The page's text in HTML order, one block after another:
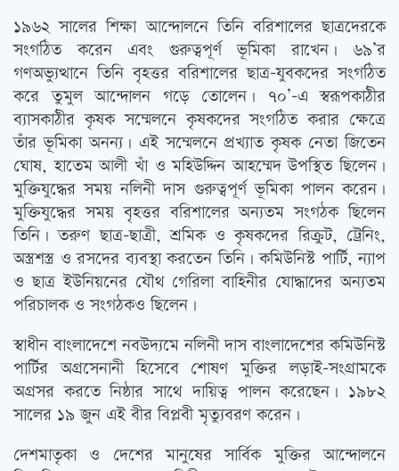
১৯৬২ সালের শিক্ষা আন্দোলনে তিনি বরিশালের ছাত্রদেরকে
সংগঠিত করেন এবং গুরুত্বপূর্ণ ভূমিকা রাখেন। ৬৯’র
গণঅভ্যুত্থানে তিনি বৃহত্তর বরিশালের ছাত্র-যুবকদের সংগঠিত
করে তুমুল আন্দোলন গড়ে তোলেন। ৭০’-এ স্বরূপকাঠীর
ব্যাসকাঠীর কৃষক সম্মেলনে কৃষকদের সংগঠিত করার ক্ষেত্রে
তাঁর ভূমিকা অনন্য। এই সম্মেলনে প্রখ্যাত কৃষক নেতা জিতেন
ঘোষ, হাতেম আলী খাঁ ও মহিউদ্দিন আহম্মেদ উপস্থিত ছিলেন।
মুক্তিযুদ্ধের সময় নলিনী দাস গুরুত্বপূর্ণ ভূমিকা পালন করেন।
মুক্তিযুদ্ধের সময় বৃহত্তর বরিশালের অন্যতম সংগঠক ছিলেন
তিনি। তরুণ ছাত্র-ছাত্রী, শ্রমিক ও কৃষকদের রিক্রুট, ট্রেনিং,
অস্ত্রশস্ত্র ও রসদের ব্যবস্থা করতেন তিনি। কমিউনিস্ট পার্টি, ন্যাপ
ও ছাত্র ইউনিয়নের যৌথ গেরিলা বাহিনীর যোদ্ধাদের অন্যতম
পরিচালক ও সংগঠকও ছিলেন।
স্বাধীন বাংলাদেশে নবউদ্যমে নলিনী দাস বাংলাদেশের কমিউনিস্ট
পার্টির অগ্রসেনানী হিসেবে শোষণ মুক্তির লড়াই-সংগ্রামকে
অগ্রসর করতে নিষ্ঠার সাথে দায়িত্ব পালন করেছেন। ১৯৮২
সালের ১৯ জুন এই বীর বিপ্লবী মৃত্যুবরণ করেন।
দেশমাতৃকা ও দেশের মানুষের সার্বিক মুক্তির আন্দোলনে